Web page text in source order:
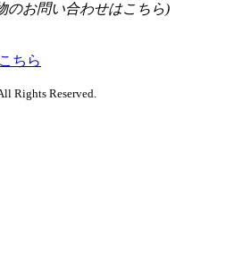
のお問い合わせはこちら)
ちら
Rights Reserved.